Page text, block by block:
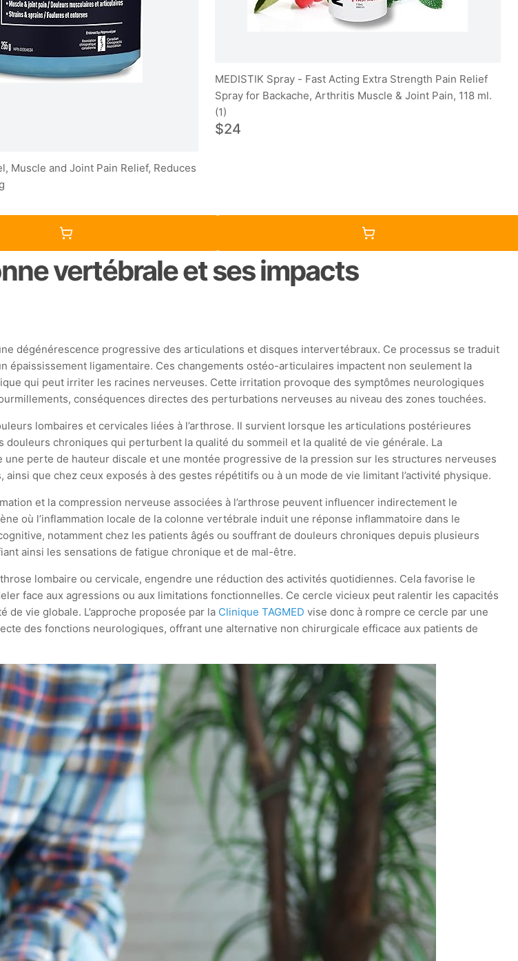
Muscle and Joint Pain Relief, Reduces
MEDISTIK Spray - Fast Acting Extra Strength Pain Relief
Spray for Backache, Arthritis Muscle & Joint Pain, 118 ml.
(1)
$24
vertébrale et ses impacts
dégénérescence progressive des articulations et disques intervertébraux. Ce processus se traduit
épaississement ligamentaire. Ces changements ostéo-articulaires impactent non seulement la
qui peut irriter les racines nerveuses. Cette irritation provoque des symptômes neurologiques
conséquences directes des perturbations nerveuses au niveau des zones touchées.
lombaires et cervicales liées à l’arthrose. Il survient lorsque les articulations postérieures
chroniques qui perturbent la qualité du sommeil et la qualité de vie générale. La
perte de hauteur discale et une montée progressive de la pression sur les structures nerveuses
que chez ceux exposés à des gestes répétitifs ou à un mode de vie limitant l’activité physique.
et la compression nerveuse associées à l’arthrose peuvent influencer indirectement le
où l’inflammation locale de la colonne vertébrale induit une réponse inflammatoire dans le
notamment chez les patients âgés ou souffrant de douleurs chroniques depuis plusieurs
ainsi les sensations de fatigue chronique et de mal-être.
lombaire ou cervicale, engendre une réduction des activités quotidiennes. Cela favorise le
face aux agressions ou aux limitations fonctionnelles. Ce cercle vicieux peut ralentir les capacités
vie globale. L’approche proposée par la Clinique TAGMED vise donc à rompre ce cercle par une
des fonctions neurologiques, offrant une alternative non chirurgicale efficace aux patients de